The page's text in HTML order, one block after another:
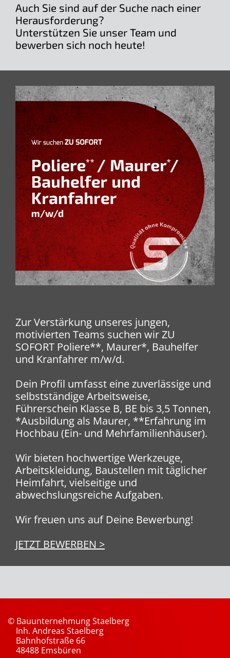
Auch Sie sind auf der Suche nach einer
Herausforderung?
Unterstützen Sie unser Team und
bewerben sich noch heute!
Zur Verstärkung unseres jungen,
motivierten Teams suchen wir ZU
SOFORT Poliere**, Maurer*, Bauhelfer
und Kranfahrer m/w/d.
Dein Profil umfasst eine zuverlässige und
selbstständige Arbeitsweise,
Führerschein Klasse B, BE bis 3,5 Tonnen,
*Ausbildung als Maurer, **Erfahrung im
Hochbau (Ein- und Mehrfamilienhäuser).
Wir bieten hochwertige Werkzeuge,
Arbeitskleidung, Baustellen mit täglicher
Heimfahrt, vielseitige und
abwechslungsreiche Aufgaben.
Wir freuen uns auf Deine Bewerbung!
JETZT BEWERBEN >
© Bauunternehmung Staelberg
Inh. Andreas Staelberg
Bahnhofstraße 66
48488 Emsbüren